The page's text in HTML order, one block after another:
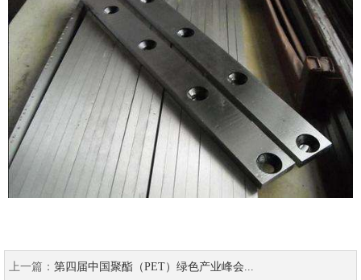
上一篇： 第四届中国聚酯（PET）绿色产业峰会...